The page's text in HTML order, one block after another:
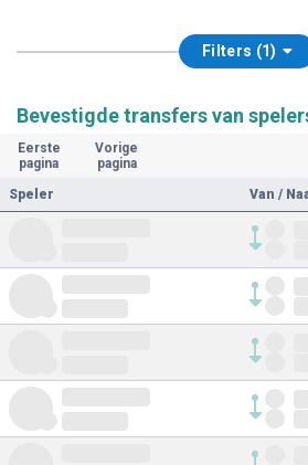
Filters (1)
Bevestigde transfers van
Eerste
pagina
Vorige
pagina
Speler
Van /